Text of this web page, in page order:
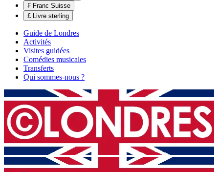
₣ Franc Suisse
£ Livre sterling
Guide de Londres
Activités
Visites guidées
Comédies musicales
Transferts
Qui sommes-nous ?